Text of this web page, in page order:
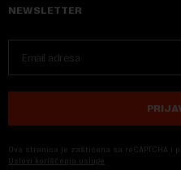
NEWSLETTER
Ova stranica je zaštićena sa reCAPTCHA i
Uslovi korišćenja usluge